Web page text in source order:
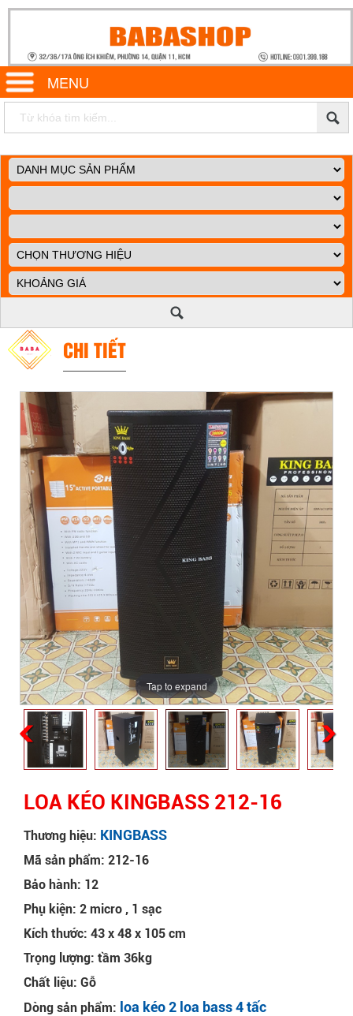
MENU
CHI TIẾT
Tap to expand
LOA KÉO KINGBASS 212-16
Thương hiệu: KINGBASS
Mã sản phẩm: 212-16
Bảo hành: 12
Phụ kiện: 2 micro , 1 sạc
Kích thước: 43 x 48 x 105 cm
Trọng lượng: tầm 36kg
Chất liệu: Gỗ
Dòng sản phẩm: loa kéo 2 loa bass 4 tấc